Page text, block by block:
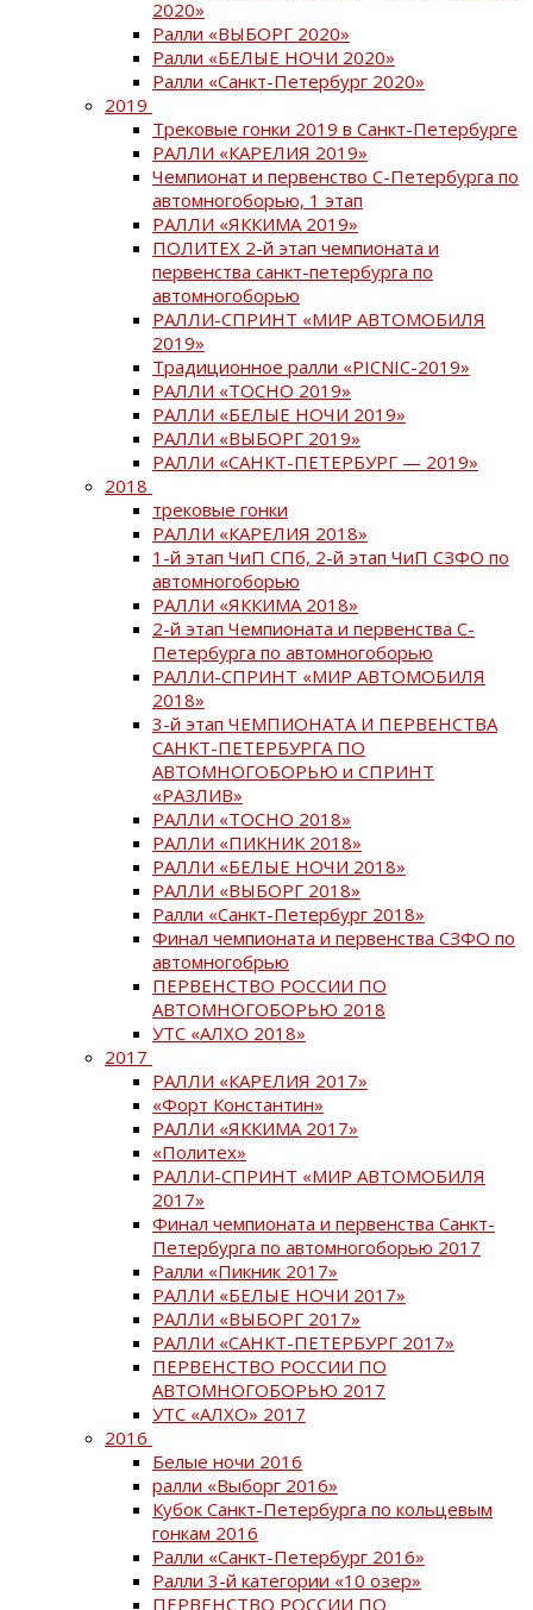
2020»
Ралли «ВЫБОРГ 2020»
Ралли «БЕЛЫЕ НОЧИ 2020»
Ралли «Санкт-Петербург 2020»
2019
Трековые гонки 2019 в Санкт-Петербурге
РАЛЛИ «КАРЕЛИЯ 2019»
Чемпионат и первенство С-Петербурга по
автомногоборью, 1 этап
РАЛЛИ «ЯККИМА 2019»
ПОЛИТЕХ 2-й этап чемпионата и
первенства санкт-петербурга по
автомногоборью
РАЛЛИ-СПРИНТ «МИР АВТОМОБИЛЯ
2019»
Традиционное ралли «PICNIC-2019»
РАЛЛИ «ТОСНО 2019»
РАЛЛИ «БЕЛЫЕ НОЧИ 2019»
РАЛЛИ «ВЫБОРГ 2019»
РАЛЛИ «САНКТ-ПЕТЕРБУРГ — 2019»
2018
трековые гонки
РАЛЛИ «КАРЕЛИЯ 2018»
1-й этап ЧиП СПб, 2-й этап ЧиП СЗФО по
автомногоборью
РАЛЛИ «ЯККИМА 2018»
2-й этап Чемпионата и первенства С-
Петербурга по автомногоборью
РАЛЛИ-СПРИНТ «МИР АВТОМОБИЛЯ
2018»
3-й этап ЧЕМПИОНАТА И ПЕРВЕНСТВА
САНКТ-ПЕТЕРБУРГА ПО
АВТОМНОГОБОРЬЮ и СПРИНТ
«РАЗЛИВ»
РАЛЛИ «ТОСНО 2018»
РАЛЛИ «ПИКНИК 2018»
РАЛЛИ «БЕЛЫЕ НОЧИ 2018»
РАЛЛИ «ВЫБОРГ 2018»
Ралли «Санкт-Петербург 2018»
Финал чемпионата и первенства СЗФО по
автомногобрью
ПЕРВЕНСТВО РОССИИ ПО
АВТОМНОГОБОРЬЮ 2018
УТС «АЛХО 2018»
2017
РАЛЛИ «КАРЕЛИЯ 2017»
«Форт Константин»
РАЛЛИ «ЯККИМА 2017»
«Политех»
РАЛЛИ-СПРИНТ «МИР АВТОМОБИЛЯ
2017»
Финал чемпионата и первенства Санкт-
Петербурга по автомногоборью 2017
Ралли «Пикник 2017»
РАЛЛИ «БЕЛЫЕ НОЧИ 2017»
РАЛЛИ «ВЫБОРГ 2017»
РАЛЛИ «САНКТ-ПЕТЕРБУРГ 2017»
ПЕРВЕНСТВО РОССИИ ПО
АВТОМНОГОБОРЬЮ 2017
УТС «АЛХО» 2017
2016
Белые ночи 2016
ралли «Выборг 2016»
Кубок Санкт-Петербурга по кольцевым
гонкам 2016
Ралли «Санкт-Петербург 2016»
Ралли 3-й категории «10 озер»
ПЕРВЕНСТВО РОССИИ ПО